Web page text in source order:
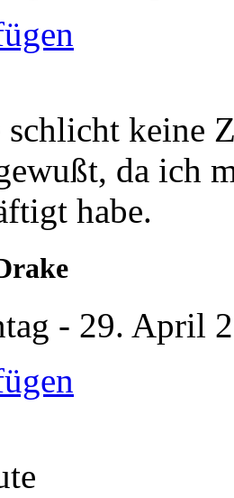
schlicht keine
da ich
habe.
- 29. April